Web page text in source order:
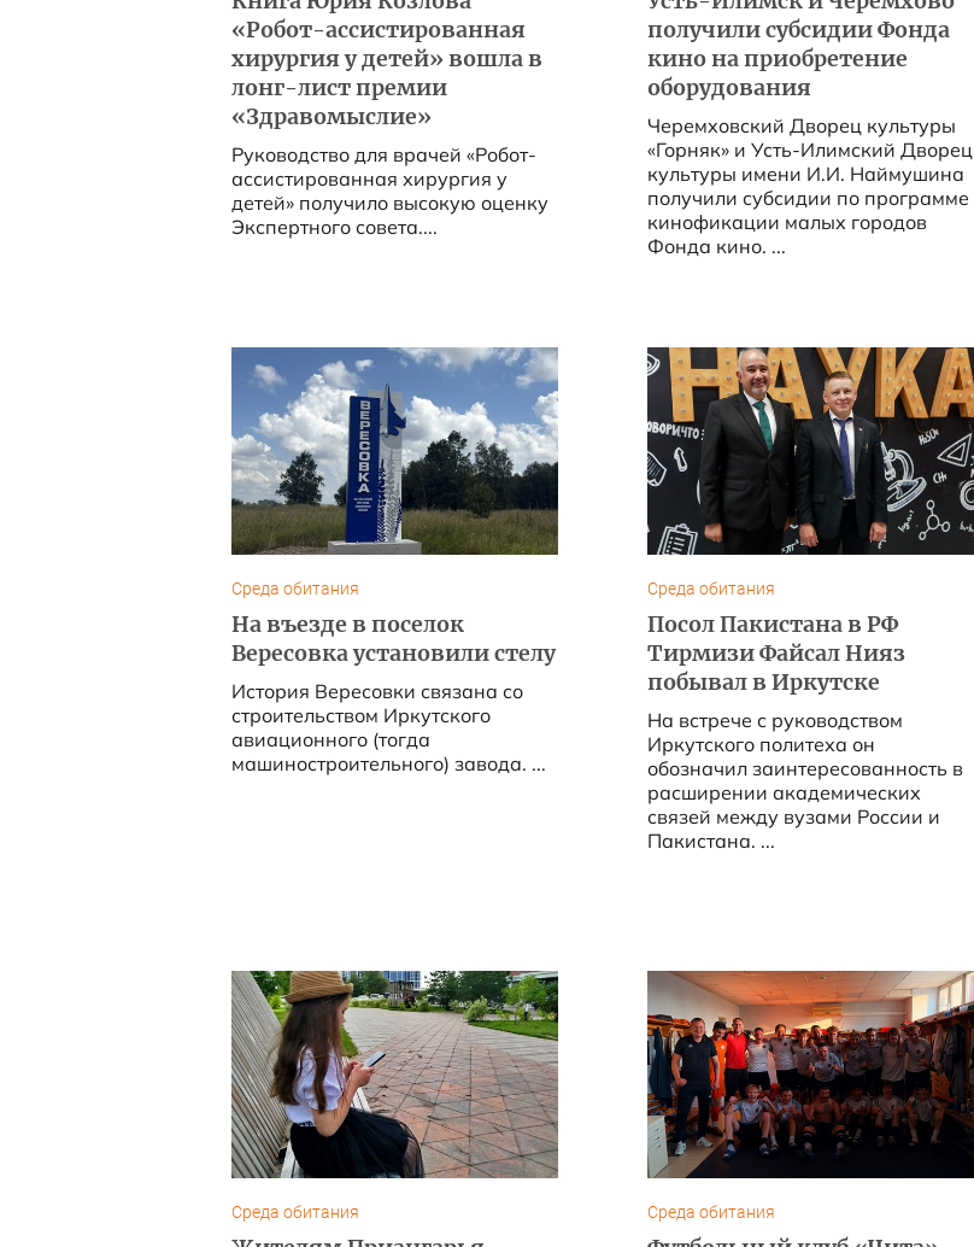
«Робот-ассистированная
хирургия у детей» вошла в
лонг-лист премии
«Здравомыслие»
Руководство для врачей «Робот-
ассистированная хирургия у
детей» получило высокую оценку
Экспертного совета....
получили субсидии Фонда
кино на приобретение
оборудования
Черемховский Дворец культуры
«Горняк» и Усть-Илимский Дворец
культуры имени И.И. Наймушина
получили субсидии по программе
кинофикации малых городов
Фонда кино. ...
Среда обитания
На въезде в поселок
Вересовка установили стелу
История Вересовки связана со
строительством Иркутского
авиационного (тогда
машиностроительного) завода. ...
Среда обитания
Посол Пакистана в РФ
Тирмизи Файсал Нияз
побывал в Иркутске
На встрече с руководством
Иркутского политеха он
обозначил заинтересованность в
расширении академических
связей между вузами России и
Пакистана. ...
Среда обитания Среда обитания